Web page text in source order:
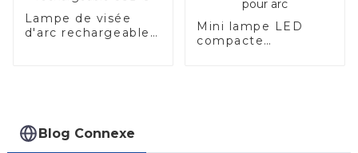
Lampe de visée
d'arc rechargeable
Mini lampe LED
compacte
Blog Connexe